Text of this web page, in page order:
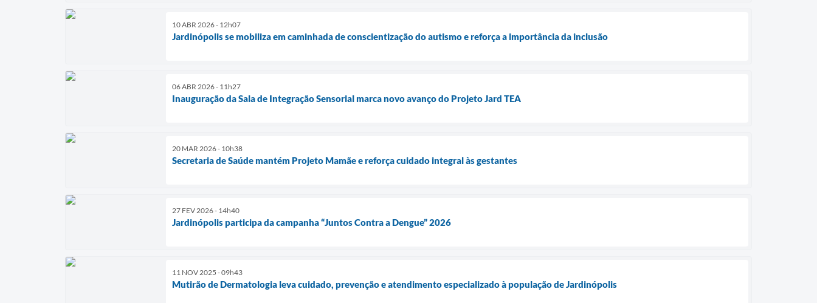
10 ABR 2026 - 12h07
Jardinópolis se mobiliza em caminhada de conscientização do autismo e reforça a importância da inclusão
06 ABR 2026 - 11h27
Inauguração da Sala de Integração Sensorial marca novo avanço do Projeto Jard TEA
20 MAR 2026 - 10h38
Secretaria de Saúde mantém Projeto Mamãe e reforça cuidado integral às gestantes
27 FEV 2026 - 14h40
Jardinópolis participa da campanha “Juntos Contra a Dengue” 2026
11 NOV 2025 - 09h43
Mutirão de Dermatologia leva cuidado, prevenção e atendimento especializado à população de Jardinópolis